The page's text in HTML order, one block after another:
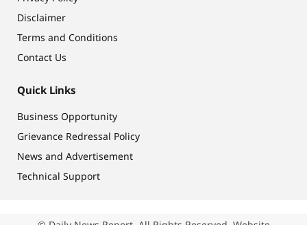
Disclaimer
Terms and Conditions
Contact Us
Quick Links
Business Opportunity
Grievance Redressal Policy
News and Advertisement
Technical Support